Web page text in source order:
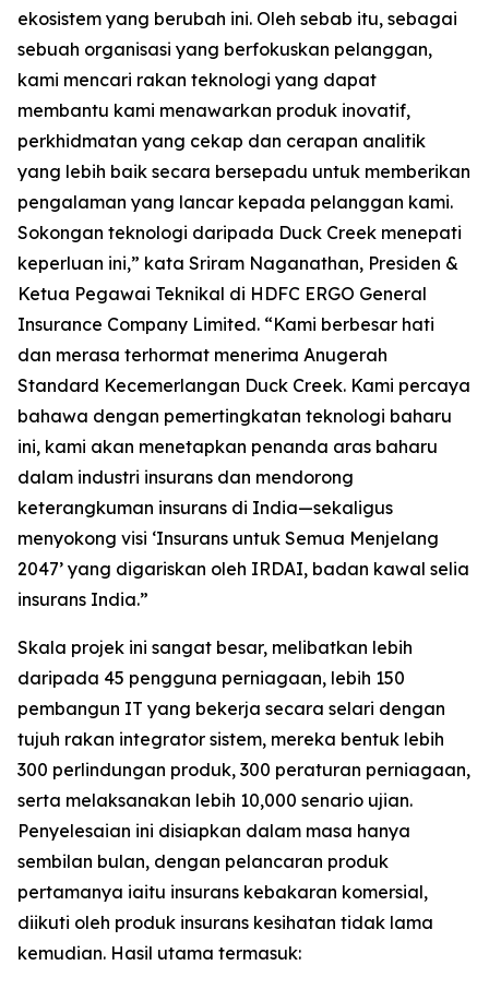
ekosistem yang berubah ini. Oleh sebab itu, sebagai
sebuah organisasi yang berfokuskan pelanggan,
kami mencari rakan teknologi yang dapat
membantu kami menawarkan produk inovatif,
perkhidmatan yang cekap dan cerapan analitik
yang lebih baik secara bersepadu untuk memberikan
pengalaman yang lancar kepada pelanggan kami.
Sokongan teknologi daripada Duck Creek menepati
keperluan ini,” kata Sriram Naganathan, Presiden &
Ketua Pegawai Teknikal di HDFC ERGO General
Insurance Company Limited. “Kami berbesar hati
dan merasa terhormat menerima Anugerah
Standard Kecemerlangan Duck Creek. Kami percaya
bahawa dengan pemertingkatan teknologi baharu
ini, kami akan menetapkan penanda aras baharu
dalam industri insurans dan mendorong
keterangkuman insurans di India—sekaligus
menyokong visi ‘Insurans untuk Semua Menjelang
2047’ yang digariskan oleh IRDAI, badan kawal selia
insurans India.”
Skala projek ini sangat besar, melibatkan lebih
daripada 45 pengguna perniagaan, lebih 150
pembangun IT yang bekerja secara selari dengan
tujuh rakan integrator sistem, mereka bentuk lebih
300 perlindungan produk, 300 peraturan perniagaan,
serta melaksanakan lebih 10,000 senario ujian.
Penyelesaian ini disiapkan dalam masa hanya
sembilan bulan, dengan pelancaran produk
pertamanya iaitu insurans kebakaran komersial,
diikuti oleh produk insurans kesihatan tidak lama
kemudian. Hasil utama termasuk: